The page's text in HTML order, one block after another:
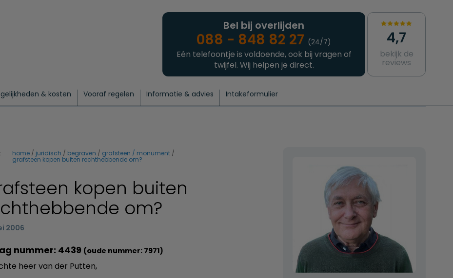
Bel bij overlijden
088 - 848 82 27 (24/7)
Eén telefoontje is voldoende, ook bij vragen of
twijfel. Wij helpen je direct.
4,7
bekijk de
reviews
& kosten Vooraf regelen Informatie & advies Intakeformulier
home juridisch begraven grafsteen / monument
grafsteen kopen buiten rechthebbende om?
kopen buiten
om?
2006
nummer: 4439 (oude nummer: 7971)
heer van der Putten,